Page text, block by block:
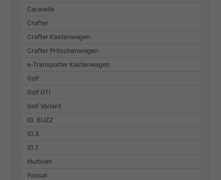
Caravelle
Crafter
Crafter Kastenwagen
Crafter Pritschenwagen
e-Transporter Kastenwagen
Golf
Golf GTI
Golf Variant
ID. BUZZ
ID.3
ID.7
Multivan
Passat